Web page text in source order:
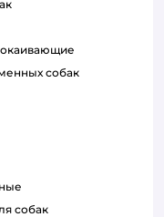
собак
собак